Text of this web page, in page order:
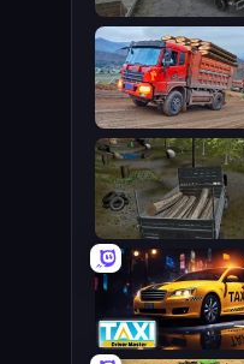
Russian Kamaz Truck Driver
Cargo Truck Driver Simulator
Russian Delivery Club Baikal
Taxi Driver: